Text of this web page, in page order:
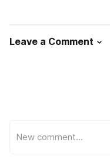
Leave a Comment